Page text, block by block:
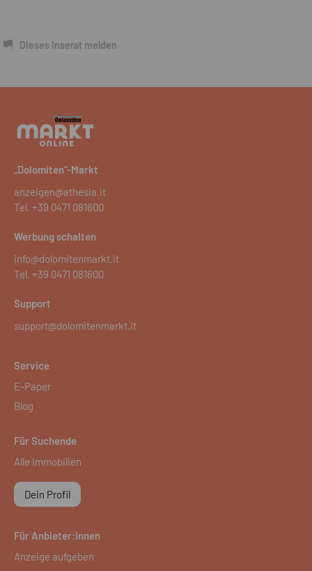
Dieses Inserat melden
„Dolomiten“-Markt
anzeigen@athesia.it
Tel. +39 0471 081600
Werbung schalten
info@dolomitenmarkt.it
Tel. +39 0471 081600
Support
support@dolomitenmarkt.it
Service
E-Paper
Blog
Für Suchende
Alle Immobilien
Dein Profil
Für Anbieter:innen
Anzeige aufgeben